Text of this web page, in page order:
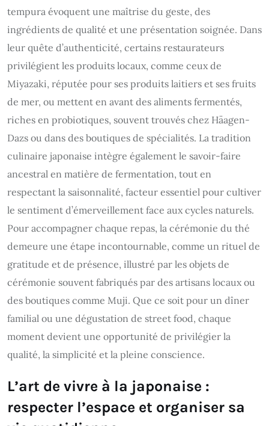
tempura évoquent une maîtrise du geste, des
ingrédients de qualité et une présentation soignée. Dans
leur quête d’authenticité, certains restaurateurs
privilégient les produits locaux, comme ceux de
Miyazaki, réputée pour ses produits laitiers et ses fruits
de mer, ou mettent en avant des aliments fermentés,
riches en probiotiques, souvent trouvés chez Häagen-
Dazs ou dans des boutiques de spécialités. La tradition
culinaire japonaise intègre également le savoir-faire
ancestral en matière de fermentation, tout en
respectant la saisonnalité, facteur essentiel pour cultiver
le sentiment d’émerveillement face aux cycles naturels.
Pour accompagner chaque repas, la cérémonie du thé
demeure une étape incontournable, comme un rituel de
gratitude et de présence, illustré par les objets de
cérémonie souvent fabriqués par des artisans locaux ou
des boutiques comme Muji. Que ce soit pour un dîner
familial ou une dégustation de street food, chaque
moment devient une opportunité de privilégier la
qualité, la simplicité et la pleine conscience.
L’art de vivre à la japonaise :
respecter l’espace et organiser sa